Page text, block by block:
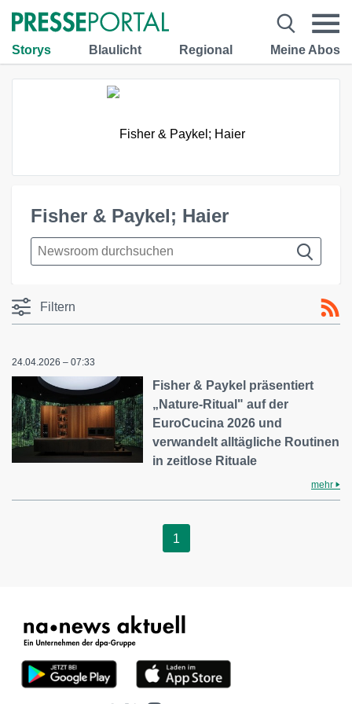
Storys Blaulicht Regional Meine Abos
Fisher & Paykel; Haier
Filtern
24.04.2026 – 07:33
Fisher & Paykel präsentiert
„Nature-Ritual" auf der
EuroCucina 2026 und
verwandelt alltägliche Routinen
in zeitlose Rituale
mehr
1